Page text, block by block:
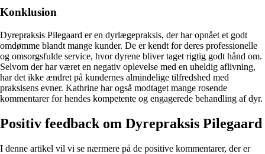
Konklusion
Dyrepraksis Pilegaard er en dyrlægepraksis, der har opnået et godt
omdømme blandt mange kunder. De er kendt for deres professionelle
og omsorgsfulde service, hvor dyrene bliver taget rigtig godt hånd om.
Selvom der har været en negativ oplevelse med en uheldig aflivning,
har det ikke ændret på kundernes almindelige tilfredshed med
praksisens evner. Kathrine har også modtaget mange rosende
kommentarer for hendes kompetente og engagerede behandling af dyr.
Positiv feedback om Dyrepraksis Pilegaard
I denne artikel vil vi se nærmere på de positive kommentarer, der er